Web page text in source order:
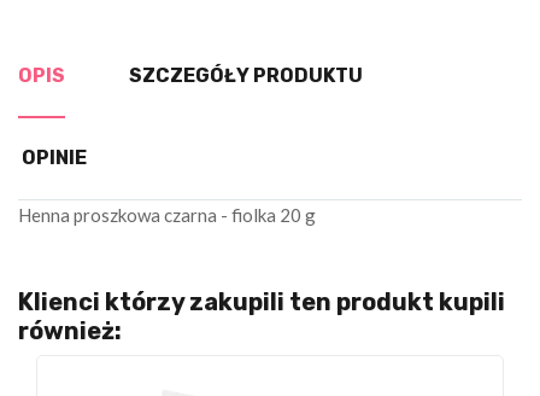
OPIS SZCZEGÓŁY PRODUKTU
OPINIE
Henna proszkowa czarna - fiolka 20 g
Klienci którzy zakupili ten produkt kupili
również: